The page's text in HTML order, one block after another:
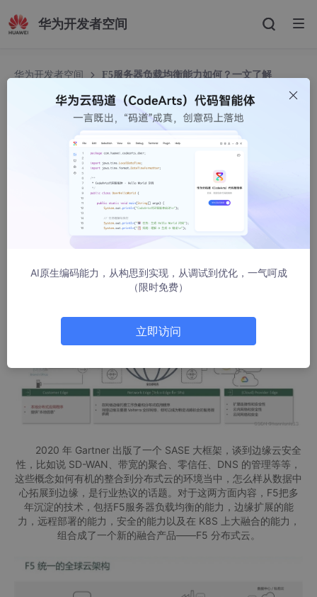
华为开发者空间
华为开发者空间 F5服务器负载均衡能力如何？一文了解
F5服务器负载均衡能力如何？一文了解
hanniuniu13
1773人浏览 · 2023-08-30 14:53:25
但凡知道服务器负载均衡这个名词的，基本都知道 F5，因为
负载均衡是 F5 的代表作，换句话来说，负载均衡就是由 F5 发明
的。提到F5服务器负载均衡能力如何？不得不关注F5提出的关于
安全、网络全面优化的解决方案，在其分布式云的产品中，全局F
5服务器负载均衡的优势得以凸显。今天便来与大家一起探讨一
番。
2020 年 Gartner 出版了一个 SASE 大框架，谈到边缘云安全
性，比如说 SD-WAN、带宽的聚合、零信任、DNS 的管理等等，
这些概念如何有机的整合到分布式云的环境当中，怎么样从数据中
心拓展到边缘，是行业热议的话题。对于这两方面内容，F5把多
年沉淀的技术，包括F5服务器负载均衡的能力，边缘扩展的能
力，远程部署的能力，安全的能力以及在 K8S 上大融合的能力，
组合成了一个新的融合产品——F5 分布式云。
AI原生编码能力，从构思到实现，从调试到优化，一气呵成
（限时免费）
立即访问